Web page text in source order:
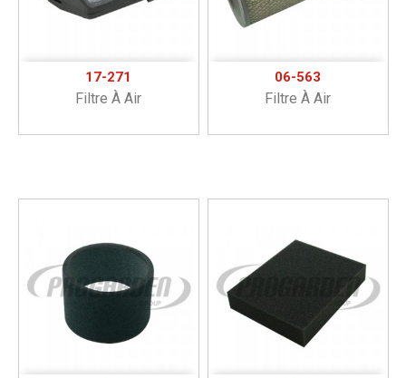
17-271
Filtre À Air
06-563
Filtre À Air